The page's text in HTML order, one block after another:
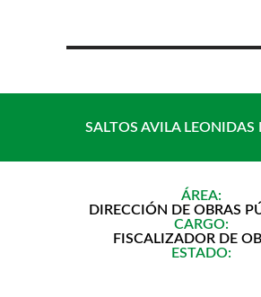
contenido
SALTOS AVILA
ÁREA:
DIRECCIÓN DE OBRAS
CARGO:
FISCALIZADOR DE
ESTADO: